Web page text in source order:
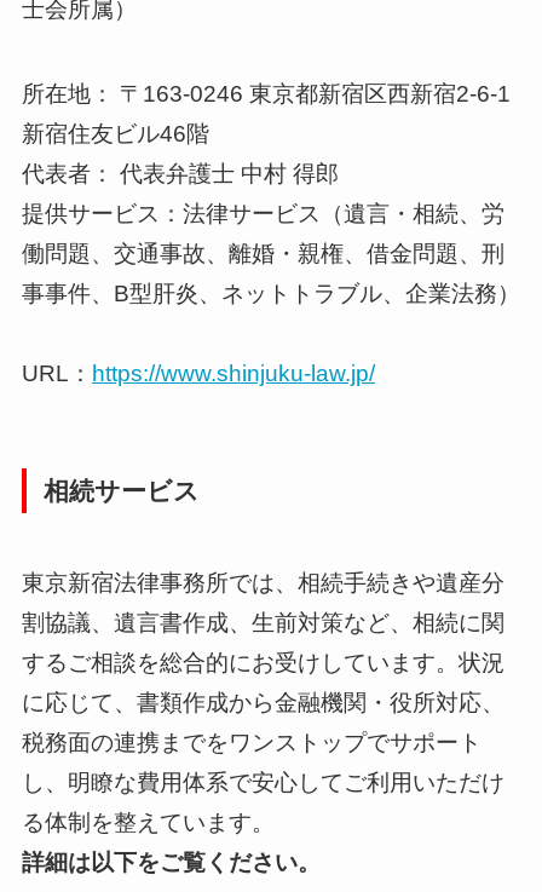
士会所属）
所在地： 〒163-0246 東京都新宿区西新宿2-6-1
新宿住友ビル46階
代表者： 代表弁護士 中村 得郎
提供サービス：法律サービス（遺言・相続、労
働問題、交通事故、離婚・親権、借金問題、刑
事事件、B型肝炎、ネットトラブル、企業法務）
URL： https://www.shinjuku-law.jp/
相続サービス
東京新宿法律事務所では、相続手続きや遺産分
割協議、遺言書作成、生前対策など、相続に関
するご相談を総合的にお受けしています。状況
に応じて、書類作成から金融機関・役所対応、
税務面の連携までをワンストップでサポート
し、明瞭な費用体系で安心してご利用いただけ
る体制を整えています。
詳細は以下をご覧ください。